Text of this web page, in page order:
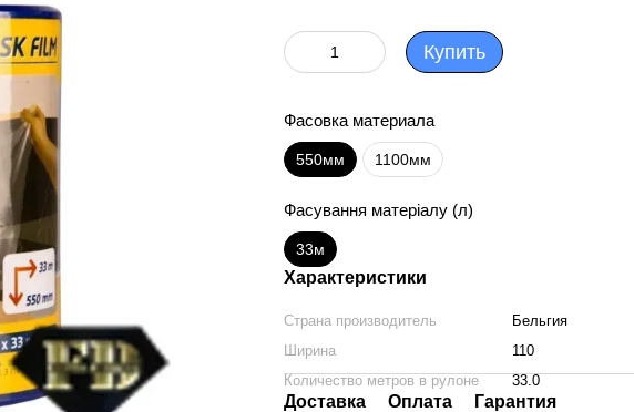
Купить
Фасовка материала
550мм 1100мм
Фасування матеріалу (л)
33м
Характеристики
Страна производитель
Бельгия
Ширина
110
Количество метров в рулоне
33.0
Доставка Оплата
Гарантия